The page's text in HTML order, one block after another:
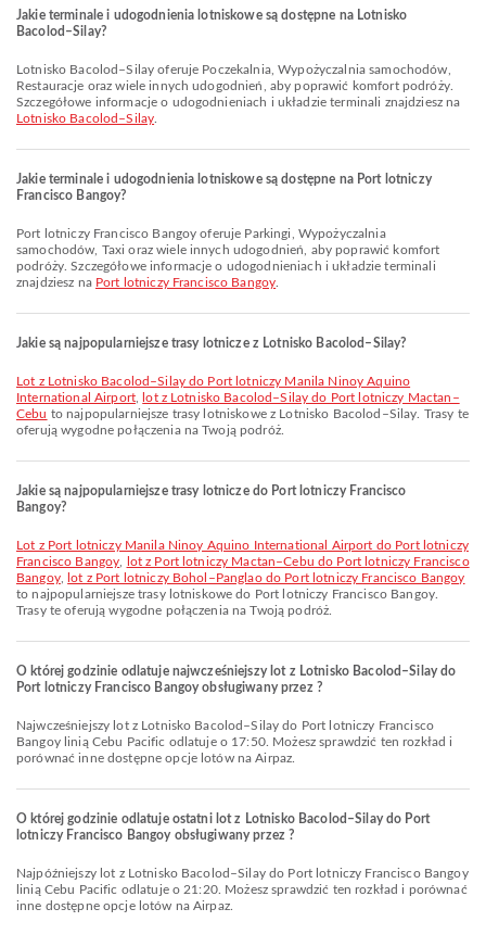
Jakie terminale i udogodnienia lotniskowe są dostępne na Lotnisko
Bacolod–Silay?
Lotnisko Bacolod–Silay oferuje Poczekalnia, Wypożyczalnia samochodów,
Restauracje oraz wiele innych udogodnień, aby poprawić komfort podróży.
Szczegółowe informacje o udogodnieniach i układzie terminali znajdziesz na
Lotnisko Bacolod–Silay
Jakie terminale i udogodnienia lotniskowe są dostępne na Port lotniczy
Francisco Bangoy?
Port lotniczy Francisco Bangoy oferuje Parkingi, Wypożyczalnia
samochodów, Taxi oraz wiele innych udogodnień, aby poprawić komfort
podróży. Szczegółowe informacje o udogodnieniach i układzie terminali
znajdziesz na Port lotniczy Francisco Bangoy
Jakie są najpopularniejsze trasy lotnicze z Lotnisko Bacolod–Silay?
lot z Lotnisko Bacolod–Silay do Port lotniczy Manila Ninoy Aquino
International Airport,
lot z Lotnisko Bacolod–Silay do Port lotniczy Mactan–
Cebu to najpopularniejsze trasy lotniskowe z Lotnisko Bacolod–Silay. Trasy te
oferują wygodne połączenia na Twoją podróż.
Jakie są najpopularniejsze trasy lotnicze do Port lotniczy Francisco
Bangoy?
lot z Port lotniczy Manila Ninoy Aquino International Airport do Port lotniczy
Francisco Bangoy
lot z Port lotniczy Mactan–Cebu do Port lotniczy Francisco
Bangoy,
lot z Port lotniczy Bohol–Panglao do Port lotniczy Francisco Bangoy
to najpopularniejsze trasy lotniskowe do Port lotniczy Francisco Bangoy.
Trasy te oferują wygodne połączenia na Twoją podróż.
O której godzinie odlatuje najwcześniejszy lot z Lotnisko Bacolod–Silay do
Port lotniczy Francisco Bangoy obsługiwany przez ?
Najwcześniejszy lot z Lotnisko Bacolod–Silay do Port lotniczy Francisco
Bangoy linią Cebu Pacific odlatuje o 17:50. Możesz sprawdzić ten rozkład i
porównać inne dostępne opcje lotów na Airpaz.
O której godzinie odlatuje ostatni lot z Lotnisko Bacolod–Silay do Port
lotniczy Francisco Bangoy obsługiwany przez ?
Najpóźniejszy lot z Lotnisko Bacolod–Silay do Port lotniczy Francisco Bangoy
linią Cebu Pacific odlatuje o 21:20. Możesz sprawdzić ten rozkład i porównać
inne dostępne opcje lotów na Airpaz.